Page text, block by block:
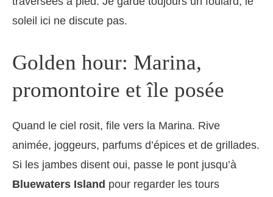
soleil ici ne discute pas.
Golden hour: Marina,
promontoire et île posée
Quand le ciel rosit, file vers la Marina. Rive
animée, joggeurs, parfums d’épices et de grillades.
Si les jambes disent oui, passe le pont jusqu’à
Bluewaters Island pour regarder les tours